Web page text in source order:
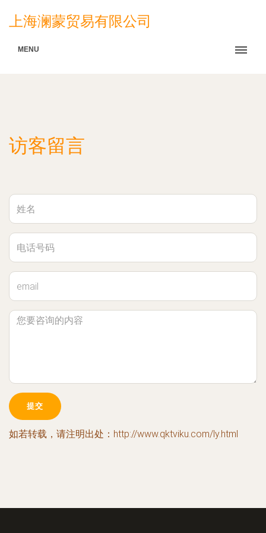
上海澜蒙贸易有限公司
MENU
访客留言
如若转载，请注明出处：http://www.qktviku.com/ly.html